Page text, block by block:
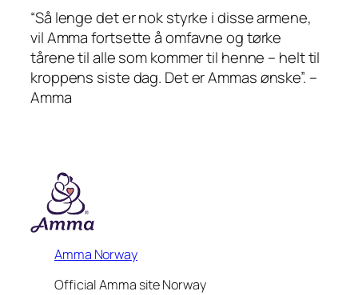
“Så lenge det er nok styrke i disse armene,
vil Amma fortsette å omfavne og tørke
tårene til alle som kommer til henne – helt til
kroppens siste dag. Det er Ammas ønske”. –
Amma
Amma Norway
Official Amma site Norway